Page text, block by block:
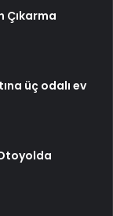
Çıkarma
üç odalı ev